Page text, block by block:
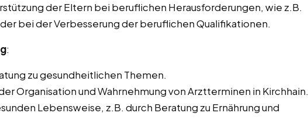
der Eltern bei beruflichen Herausforderungen, wie z.B.
bei der Verbesserung der beruflichen Qualifikationen.
:
zu gesundheitlichen Themen.
Organisation und Wahrnehmung von Arztterminen in Kirchhain.
Lebensweise, z.B. durch Beratung zu Ernährung und